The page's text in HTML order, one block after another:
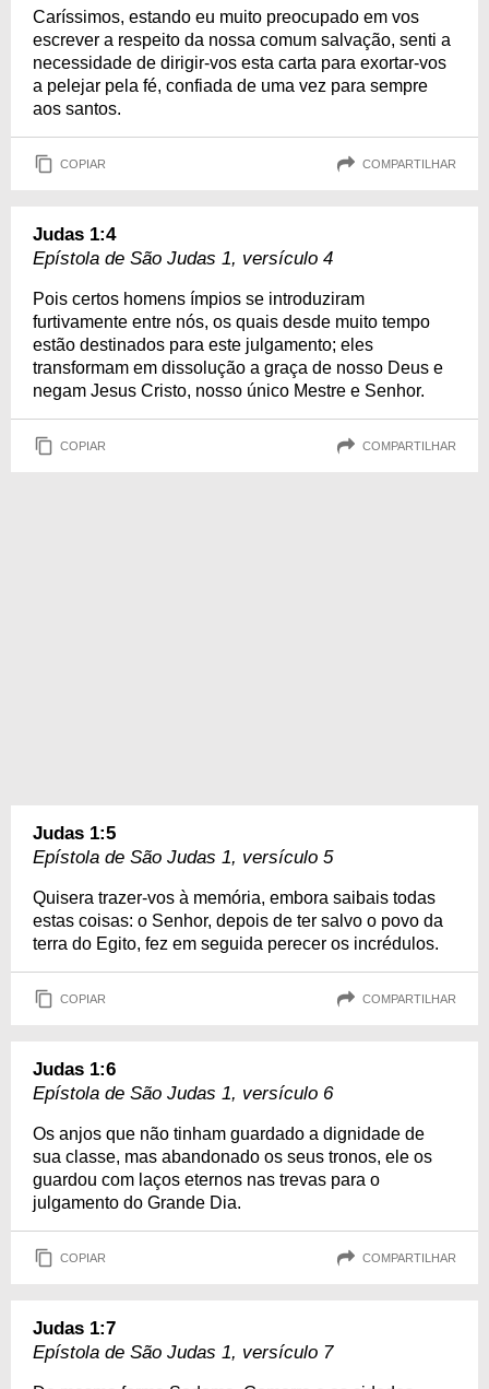
Caríssimos, estando eu muito preocupado em vos
escrever a respeito da nossa comum salvação, senti a
necessidade de dirigir-vos esta carta para exortar-vos
a pelejar pela fé, confiada de uma vez para sempre
aos santos.
COPIAR COMPARTILHAR
Judas 1:4
Epístola de São Judas 1, versículo 4
Pois certos homens ímpios se introduziram
furtivamente entre nós, os quais desde muito tempo
estão destinados para este julgamento; eles
transformam em dissolução a graça de nosso Deus e
negam Jesus Cristo, nosso único Mestre e Senhor.
COPIAR COMPARTILHAR
Judas 1:5
Epístola de São Judas 1, versículo 5
Quisera trazer-vos à memória, embora saibais todas
estas coisas: o Senhor, depois de ter salvo o povo da
terra do Egito, fez em seguida perecer os incrédulos.
COPIAR COMPARTILHAR
Judas 1:6
Epístola de São Judas 1, versículo 6
Os anjos que não tinham guardado a dignidade de
sua classe, mas abandonado os seus tronos, ele os
guardou com laços eternos nas trevas para o
julgamento do Grande Dia.
COPIAR COMPARTILHAR
Judas 1:7
Epístola de São Judas 1, versículo 7